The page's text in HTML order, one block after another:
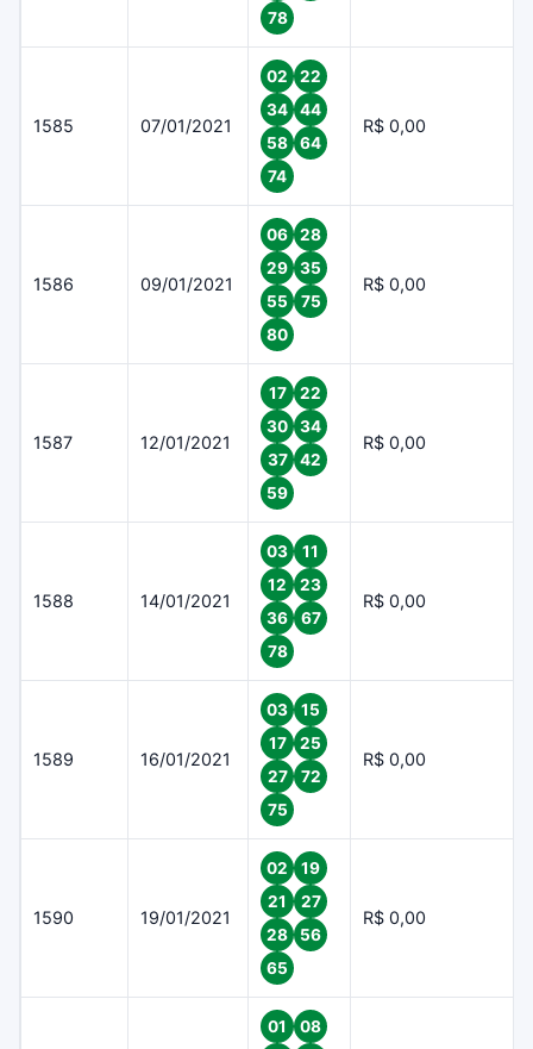
78
1585 07/01/2021
02
22
34
44
58
64
74
R$ 0,00
1586 09/01/2021
06
28
29
35
55
75
80
R$ 0,00
1587 12/01/2021
17
22
30
34
37
42
59
R$ 0,00
1588 14/01/2021
03
11
12
23
36
67
78
R$ 0,00
1589 16/01/2021
03
15
17
25
27
72
75
R$ 0,00
1590 19/01/2021
02
19
21
27
28
56
65
R$ 0,00
01
08